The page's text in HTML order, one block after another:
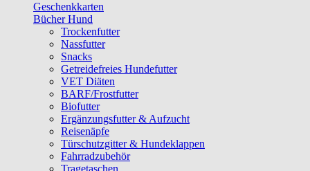
Geschenkkarten
Bücher Hund
Trockenfutter
Nassfutter
Snacks
Getreidefreies Hundefutter
VET Diäten
BARF/Frostfutter
Biofutter
Ergänzungsfutter & Aufzucht
Reisenäpfe
Türschutzgitter & Hundeklappen
Fahrradzubehör
Tragetaschen